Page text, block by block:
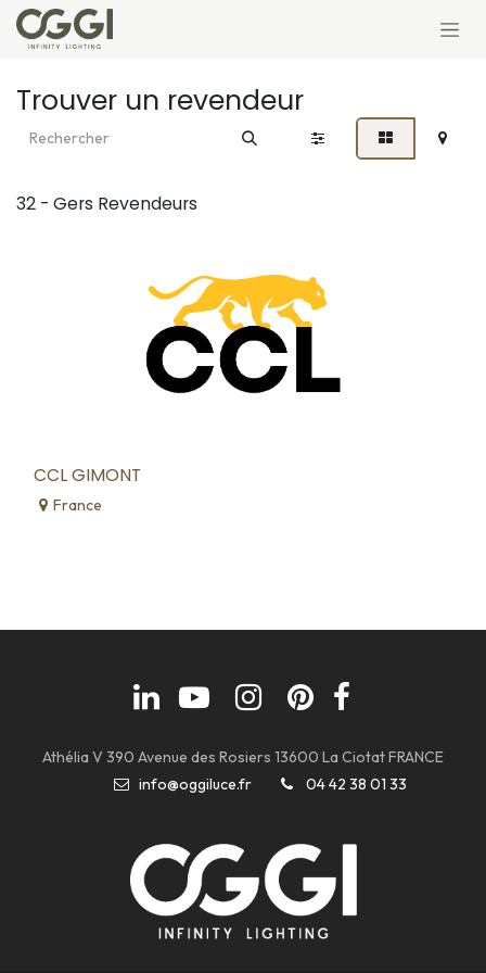
Se rendre au contenu
Trouver un revendeur
32 - Gers Revendeurs
CCL GIMONT
France
Athélia V 390 Avenue des Rosiers 13600 La Ciotat FRANCE
info@oggiluce.fr
04 42 38 01 33